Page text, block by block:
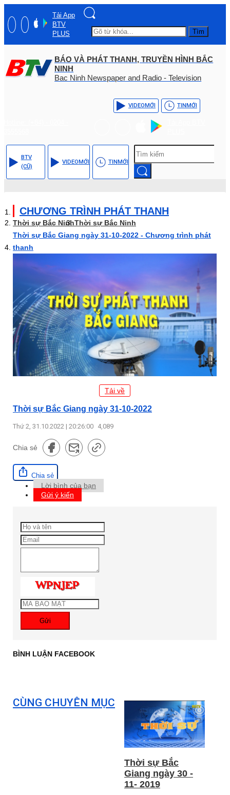
Tải App
BTV
PLUS
Tìm
BÁO VÀ PHÁT THANH, TRUYỀN HÌNH BẮC
NINH
Bac Ninh Newspaper and Radio - Television
VIDEOMỚI TINMỚI
BTV
(CŨ)
VIDEOMỚI TINMỚI
CHƯƠNG TRÌNH PHÁT THANH
Thời sự Bắc NinhThời sự Bắc Ninh
Thời sự Bắc Giang ngày 31-10-2022 - Chương trình phát
thanh
Tải về
Thời sự Bắc Giang ngày 31-10-2022
Thứ 2, 31.10.2022 | 20:26:00 4,089
Chia sẻ
Chia sẻ
Lời bình của bạn
Gửi ý kiến
Gửi
BÌNH LUẬN FACEBOOK
CÙNG CHUYÊN MỤC
Thời sự Bắc
Giang ngày 30 -
11- 2019